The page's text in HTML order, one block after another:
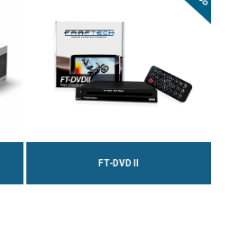
FT-DVD II